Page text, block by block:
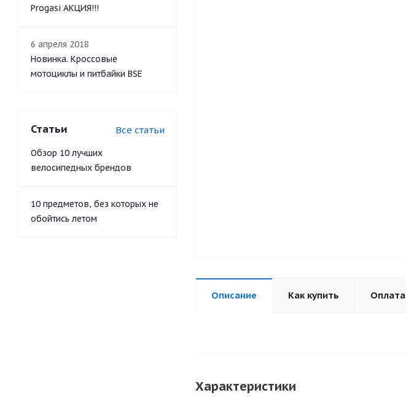
Описание Как купить Оплата
Характеристики
Progasi АКЦИЯ!!!
6 апреля 2018
Новинка. Кроссовые
мотоциклы и питбайки BSE
Статьи Все статьи
Обзор 10 лучших
велосипедных брендов
10 предметов, без которых не
обойтись летом